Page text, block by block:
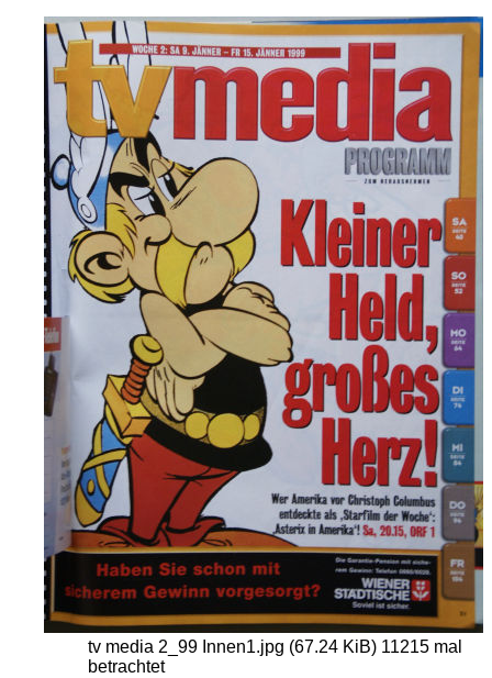
tv media 2_99 Innen1.jpg (67.24 KiB) 11215 mal
betrachtet